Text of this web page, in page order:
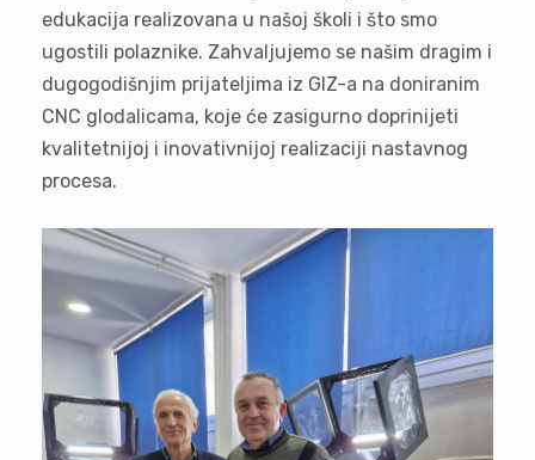
edukacija realizovana u našoj školi i što smo
ugostili polaznike. Zahvaljujemo se našim dragim i
dugogodišnjim prijateljima iz GIZ-a na doniranim
CNC glodalicama, koje će zasigurno doprinijeti
kvalitetnijoj i inovativnijoj realizaciji nastavnog
procesa.